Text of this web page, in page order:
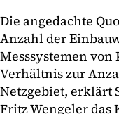
Die angedachte
Anzahl der
Messsystemen
Verhältnis zur
Netzgebiet, erklärt
Fritz Wengeler das